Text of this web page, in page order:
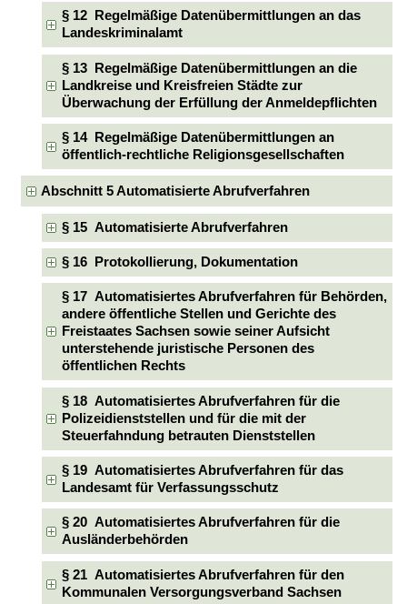
§ 12 Regelmäßige Datenübermittlungen an das
Landeskriminalamt
§ 13 Regelmäßige Datenübermittlungen an die
Landkreise und Kreisfreien Städte zur
Überwachung der Erfüllung der Anmeldepflichten
§ 14 Regelmäßige Datenübermittlungen an
öffentlich-rechtliche Religionsgesellschaften
Abschnitt 5 Automatisierte Abrufverfahren
§ 15 Automatisierte Abrufverfahren
§ 16 Protokollierung, Dokumentation
§ 17 Automatisiertes Abrufverfahren für Behörden,
andere öffentliche Stellen und Gerichte des
Freistaates Sachsen sowie seiner Aufsicht
unterstehende juristische Personen des
öffentlichen Rechts
§ 18 Automatisiertes Abrufverfahren für die
Polizeidienststellen und für die mit der
Steuerfahndung betrauten Dienststellen
§ 19 Automatisiertes Abrufverfahren für das
Landesamt für Verfassungsschutz
§ 20 Automatisiertes Abrufverfahren für die
Ausländerbehörden
§ 21 Automatisiertes Abrufverfahren für den
Kommunalen Versorgungsverband Sachsen